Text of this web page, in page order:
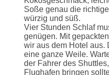
Soße genau die
würzig und süß.
Vier Stunden Schlaf
genügen. Mit
wir aus dem Hotel aus.
eine ganze Weile.
der Fahrer des
Flughafen bringen